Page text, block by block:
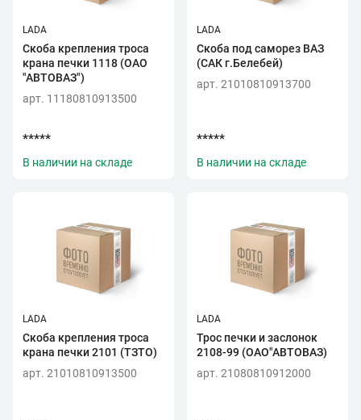
LADA
Скоба крепления троса
крана печки 1118 (ОАО
"АВТОВАЗ")
арт. 11180810913500
*****
В наличии на складе
LADA
Скоба под саморез ВАЗ
(САК г.Белебей)
арт. 21010810913700
*****
В наличии на складе
LADA
Скоба крепления троса
крана печки 2101 (ТЗТО)
арт. 21010810913500
LADA
Трос печки и заслонок
2108-99 (ОАО"АВТОВАЗ)
арт. 21080810912000